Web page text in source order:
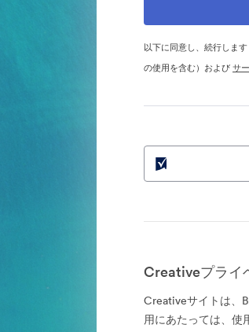
以下に同意し、続行します
の使用を含む）およびサ
Creativeプライ
Creativeサイトは、
用にあたっては、使